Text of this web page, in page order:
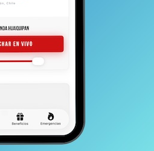
Judicial iniciado
de
que la SCJ le otorgue tres
de 12 meses que
cinco años. Esto último es
problemas económicos